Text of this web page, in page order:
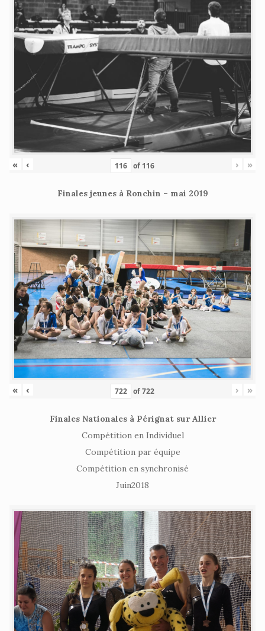
« ‹ of 116 › »
Finales jeunes à Ronchin – mai 2019
« ‹ of722 › »
Finales Nationales à Pérignat sur Allier
Compétition en Individuel
Compétition par équipe
Compétition en synchronisé
Juin2018